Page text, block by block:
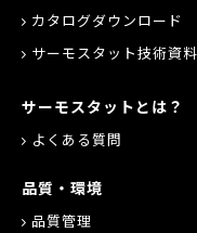
カタログダウンロード
サーモスタット技術資料
サーモスタットとは？
よくある質問
品質・環境
品質管理